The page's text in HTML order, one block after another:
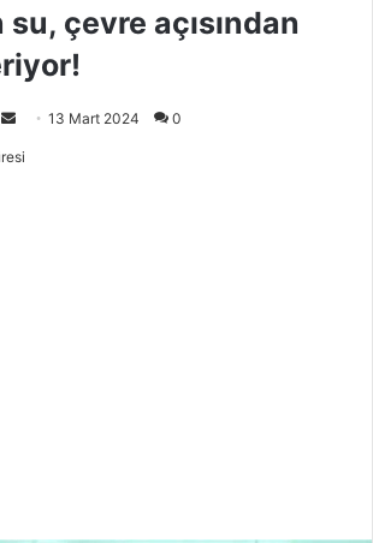
çevre açısından
Follow
Bir
13 Mart 2024 0